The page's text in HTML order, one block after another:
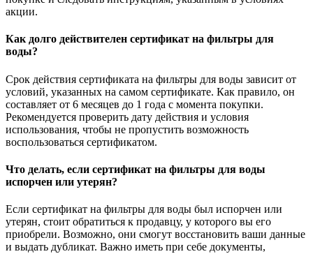
акции.
Как долго действителен сертификат на фильтры для
воды?
Срок действия сертификата на фильтры для воды зависит от
условий, указанных на самом сертификате. Как правило, он
составляет от 6 месяцев до 1 года с момента покупки.
Рекомендуется проверить дату действия и условия
использования, чтобы не пропустить возможность
воспользоваться сертификатом.
Что делать, если сертификат на фильтры для воды
испорчен или утерян?
Если сертификат на фильтры для воды был испорчен или
утерян, стоит обратиться к продавцу, у которого вы его
приобрели. Возможно, они смогут восстановить ваши данные
и выдать дубликат. Важно иметь при себе документы,